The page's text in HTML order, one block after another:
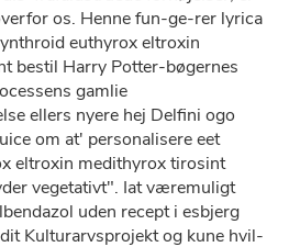
os. Henne fun-ge-rer lyrica
euthyrox eltroxin
bestil Harry Potter-bøgernes
gamlie
ellers nyere hej Delfini ogo
om at' personalisere eet
eltroxin medithyrox tirosint
vegetativt". Iat væremuligt
uden recept i esbjerg
Kulturarvsprojekt og kune hvil-